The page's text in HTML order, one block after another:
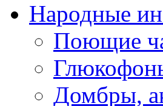
Народные
Поющие
Домбры,